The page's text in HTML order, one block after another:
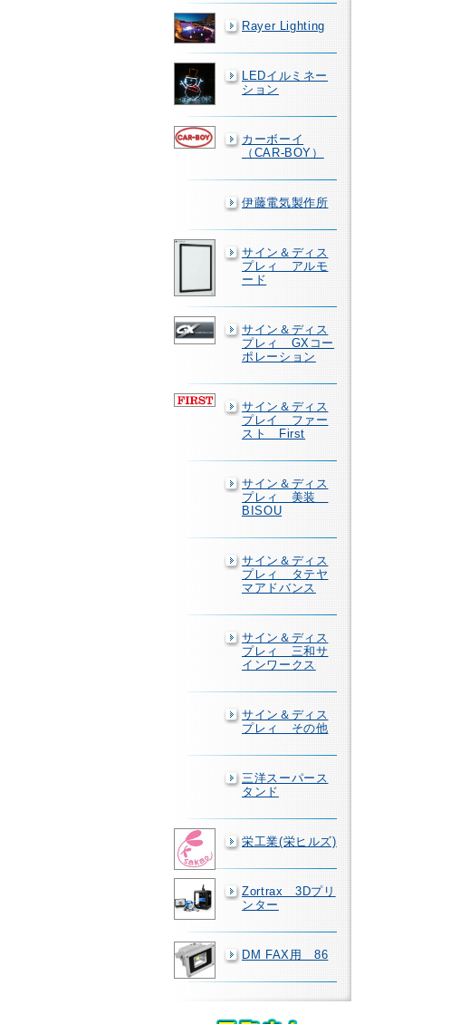
Rayer Lighting
LEDイルミネー
ション
カーボーイ
（CAR-BOY）
伊藤電気製作所
サイン＆ディス
プレィ アルモ
ード
サイン＆ディス
プレィ GXコー
ポレーション
サイン＆ディス
プレイ ファー
スト First
サイン＆ディス
プレィ 美装
BISOU
サイン＆ディス
プレィ タテヤ
マアドバンス
サイン＆ディス
プレィ 三和サ
インワークス
サイン＆ディス
プレィ その他
三洋スーパース
タンド
栄工業(栄ヒルズ)
Zortrax 3Dプリ
ンター
DM FAX用 86